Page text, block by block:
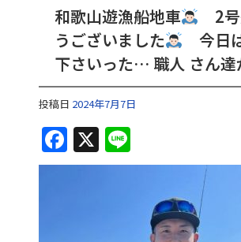
和歌山遊漁船地車 2号
うございました
今日
下さいった… 職人 さん達
投稿日 2024年7月7日
F
a
X
n